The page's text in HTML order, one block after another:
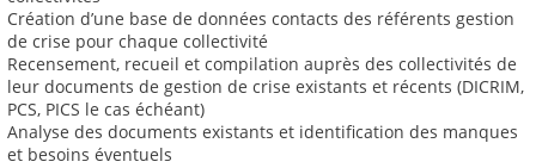
Création d’une base de données contacts des référents gestion
de crise pour chaque collectivité
Recensement, recueil et compilation auprès des collectivités de
leur documents de gestion de crise existants et récents (DICRIM,
PCS, PICS le cas échéant)
Analyse des documents existants et identification des manques
et besoins éventuels